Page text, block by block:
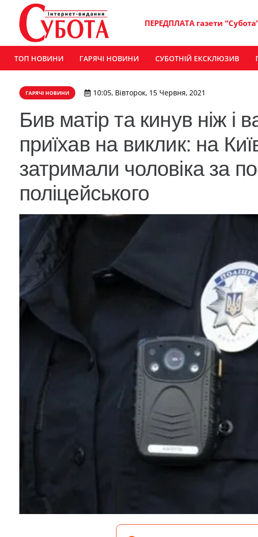
ПЕРЕДПЛАТА газети
ТОП НОВИНИ ГАРЯЧІ НОВИНИ СУБОТНІЙ ЕКСКЛЮЗИВ
ГАРЯЧІ НОВИНИ 10:05, Вівторок, 15 Червня, 2021
Бив матір та кинув ніж і
приїхав на виклик: на
затримали чоловіка за
поліцейського